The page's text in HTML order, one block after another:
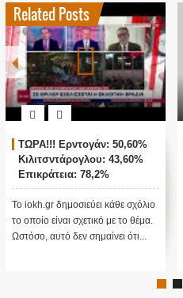
Related Posts
ΤΩΡΑ!!! Ερντογάν: 50,60%
Κιλιτσντάρογλου: 43,60%
Επικράτεια: 78,2%
Το iokh.gr δημοσιεύει κάθε σχόλιο
το οποίο είναι σχετικό με το θέμα.
Ωστόσο, αυτό δεν σημαίνει ότι...